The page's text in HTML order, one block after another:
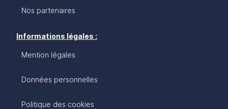
Nos partenaires
Informations légales :
Mention légales
Données personnelles
Politique des cookies